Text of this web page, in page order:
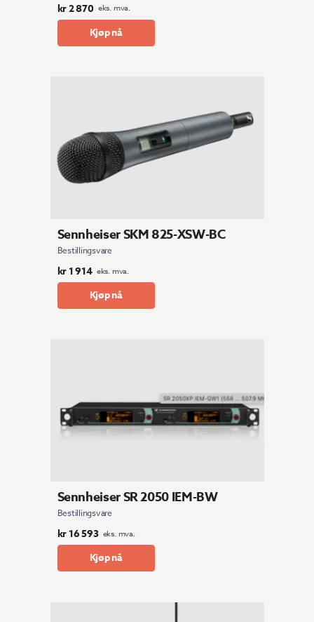
kr2 870 eks. mva.
Kjøp nå
Sennheiser SKM 825-XSW-BC
Bestillingsvare
kr1 914 eks. mva.
Kjøp nå
Sennheiser SR 2050 IEM-BW
Bestillingsvare
kr16 593 eks. mva.
Kjøp nå